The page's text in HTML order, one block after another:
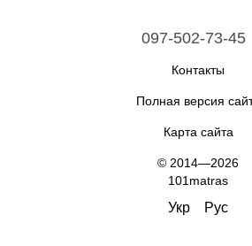
097-502-73-45
Контакты
Полная версия
Карта сайта
© 2014—2026
101matras
Укр Рус